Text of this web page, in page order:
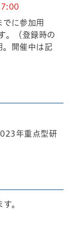
でに参加用
。（登録時の
。開催中は記
年重点型研
。